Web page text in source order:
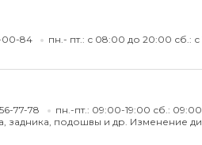
00-84 пн.- пт.: с 08:00 до 20:00 сб.: с
77-78 пн.-пт.: 09:00-19:00 сб.:
задника, подошвы и др. Изменение